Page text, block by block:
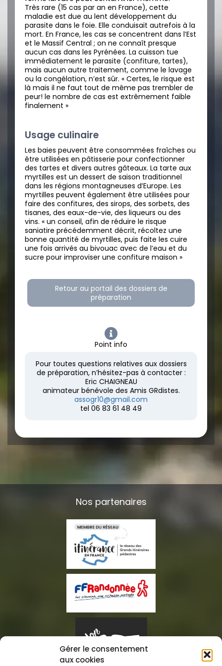
Gérer le consentement
aux cookies
Très rare (15 cas par an en France), cette
maladie est due au lent développement du
parasite dans le foie. Elle conduisait autrefois à la
mort. En France, les cas se concentrent dans l’Est
et le Massif Central ; on ne connaît presque
aucun cas dans les Pyrénées. La cuisson tue
immédiatement le parasite (confiture, tartes),
mais aucun autre traitement, comme le lavage
ou la congélation, n’est sûr. « Certes, le risque est
là mais il ne faut tout de même pas trembler de
peur! le nombre de cas est extrêmement faible
finalement »
Usage culinaire
Les baies peuvent être consommées fraîches ou
être utilisées en pâtisserie pour confectionner
des tartes et divers autres gâteaux. La tarte aux
myrtilles est un dessert de saison traditionnel
dans les régions montagneuses d’Europe. Les
myrtilles peuvent également être utilisées pour
faire des confitures, des sirops, des sorbets, des
tisanes, des eaux-de-vie, des liqueurs ou des
vins. « un conseil, afin de réduire le risque
saniatire précédemment décrit, récoltez une
bonne quantité de myrtilles, puis faite les cuire
une fois arrivés au bivouac avec de l’eau et du
sucre pour improviser une confiture maison »
Retour au portail des dossiers de
préparation
Point info
Pour toutes questions relatives aux dossiers
de préparation, n’hésitez-pas à contacter :
Eric CHAIGNEAU
animateur bénévole des Amis GRdistes.
assogr10@gmail.com
tel 06 83 61 48 49
Nos partenaires